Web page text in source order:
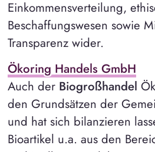
Einkommensverteilung,
Beschaffungswesen sowie
Transparenz wider.
Ökoring Handels GmbH
Auch derBiogroßhandel
den Grundsätzen der
und hat sich bilanzieren
Bioartikel u.a. aus den